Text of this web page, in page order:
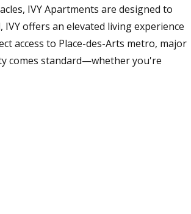
IVY Apartments are designed to
offers an elevated living experience
access to Place-des-Arts metro, major
comes standard—whether you're